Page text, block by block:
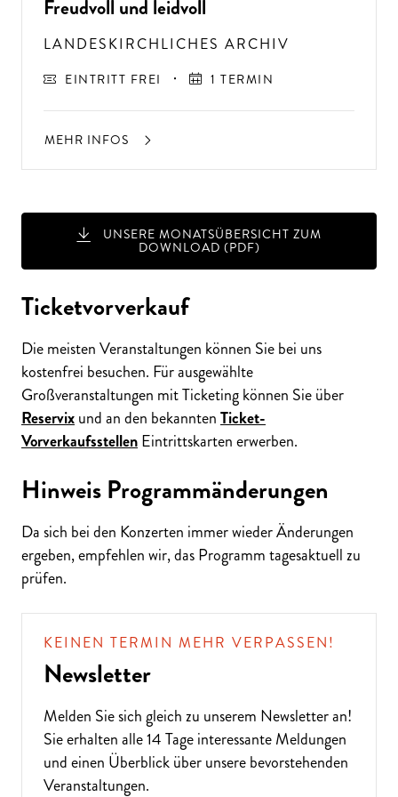
A
USSER
G
EW
Ö
H
N
LIC
H
E K
O
N
ZER
TER
LEBN
ISSE
S
T
E
H
E
N
SI
E
A
U
F
P
E
R
F
O
R
M
A
N
C
E
S
?
Freudvoll und leidvoll
LANDESKIRCHLICHES ARCHIV
EINTRITT FREI 1 TERMIN
MEHR INFOS
UNSERE MONATSÜBERSICHT ZUM
DOWNLOAD (PDF)
Ticketvorverkauf
Die meisten Veranstaltungen können Sie bei uns
kostenfrei besuchen. Für ausgewählte
Großveranstaltungen mit Ticketing können Sie über
Reservixund an den bekanntenTicket-
VorverkaufsstellenEintrittskarten erwerben.
Hinweis Programmänderungen
Da sich bei den Konzerten immer wieder Änderungen
ergeben, empfehlen wir, das Programm tagesaktuell zu
prüfen.
KEINEN TERMIN MEHR VERPASSEN!
Newsletter
Melden Sie sich gleich zu unserem Newsletteran!
Sie erhalten alle 14 Tage interessante Meldungen
und einen Überblick über unsere bevorstehenden
Veranstaltungen.